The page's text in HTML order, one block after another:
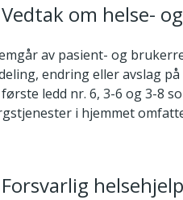
om helse-
av pasient- og
endring eller avslag
første ledd nr. 6, 3-6 og 3-8
i hjemmet
helsehjelp